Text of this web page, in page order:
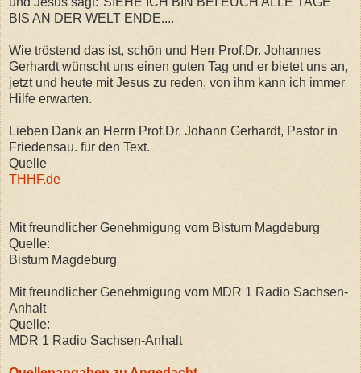
BIS AN DER WELT ENDE....
Wie tröstend das ist, schön und Herr Prof.Dr. Johannes
Gerhardt wünscht uns einen guten Tag und er bietet uns an,
jetzt und heute mit Jesus zu reden, von ihm kann ich immer
Hilfe erwarten.
Lieben Dank an Herrn Prof.Dr. Johann Gerhardt, Pastor in
Friedensau. für den Text.
Quelle
THHF.de
Mit freundlicher Genehmigung vom Bistum Magdeburg
Quelle:
Bistum Magdeburg
Mit freundlicher Genehmigung vom MDR 1 Radio Sachsen-
Anhalt
Quelle:
MDR 1 Radio Sachsen-Anhalt